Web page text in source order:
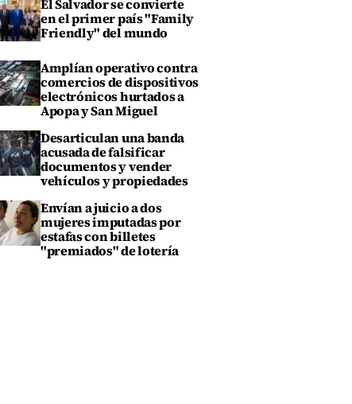
El Salvador se convierte
en el primer país "Family
Friendly" del mundo
Amplían operativo contra
comercios de dispositivos
electrónicos hurtados a
Apopa y San Miguel
Desarticulan una banda
acusada de falsificar
documentos y vender
vehículos y propiedades
Envían a juicio a dos
mujeres imputadas por
estafas con billetes
"premiados" de lotería